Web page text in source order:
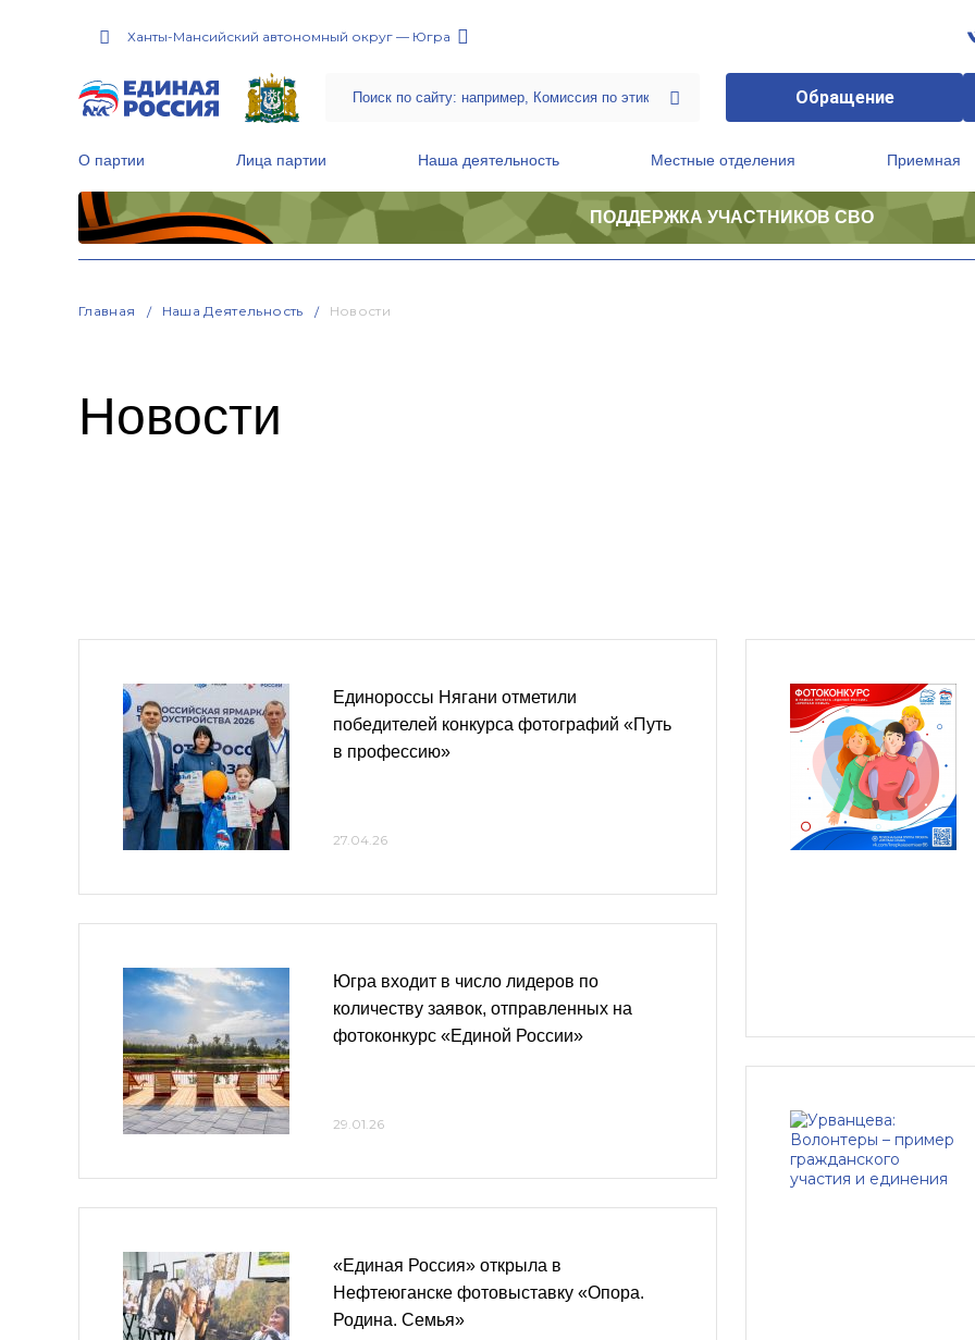
Ханты-Мансийский автономный округ — Югра
Обращение
О партии Лица партии Наша деятельность Местные отделения Приемная
ПОДДЕРЖКА УЧАСТНИКОВ СВО
Главная Наша Деятельность Новости
Новости
Единороссы Нягани отметили
победителей конкурса фотографий «Путь
в профессию»
27.04.26
Югра входит в число лидеров по
количеству заявок, отправленных на
фотоконкурс «Единой России»
29.01.26
«Единая Россия» открыла в
Нефтеюганске фотовыставку «Опора.
Родина. Семья»